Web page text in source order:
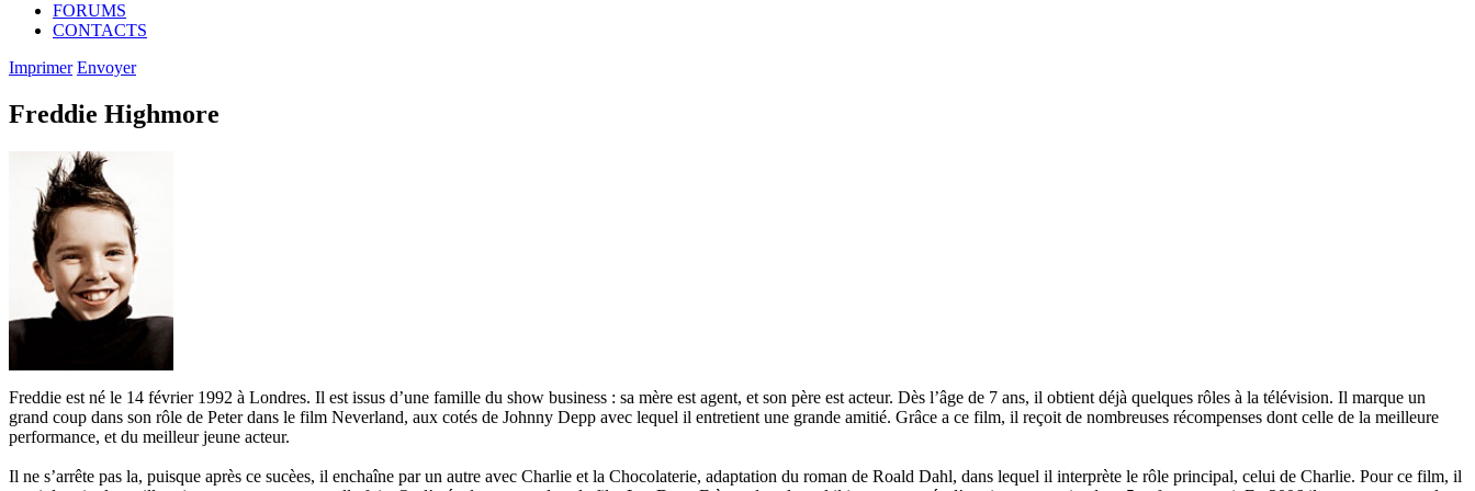
FORUMS
CONTACTS
Imprimer Envoyer
Freddie Highmore
Freddie est né le 14 février 1992 à Londres. Il est issus d’une famille du show business : sa mère est agent, et son père est acteur. Dès l’âge de 7 ans, il obtient déjà quelques rôles à la télévision. Il marque un
grand coup dans son rôle de Peter dans le film Neverland, aux cotés de Johnny Depp avec lequel il entretient une grande amitié. Grâce a ce film, il reçoit de nombreuses récompenses dont celle de la meilleure
performance, et du meilleur jeune acteur.
Il ne s’arrête pas la, puisque après ce sucèes, il enchaîne par un autre avec Charlie et la Chocolaterie, adaptation du roman de Roald Dahl, dans lequel il interprète le rôle principal, celui de Charlie. Pour ce film, il